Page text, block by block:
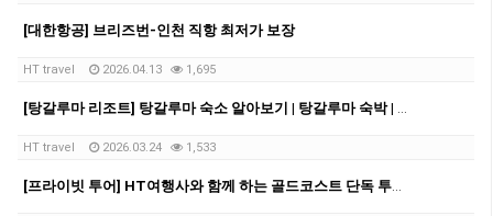
[대한항공] 브리즈번-인천 직항 최저가 보장
HT travel 2026.04.13 1,695
HT travel 2026.03.24 1,533